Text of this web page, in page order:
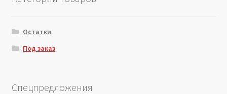
Остатки
Под заказ
Спецпредложения